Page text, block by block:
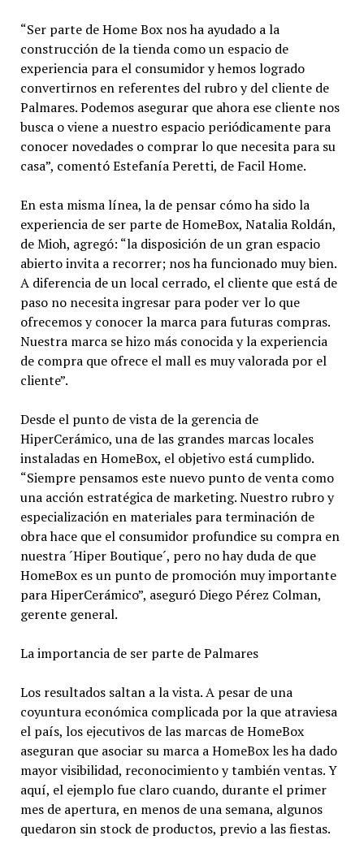
“Ser parte de Home Box nos ha ayudado a la
construcción de la tienda como un espacio de
experiencia para el consumidor y hemos logrado
convertirnos en referentes del rubro y del cliente de
Palmares. Podemos asegurar que ahora ese cliente nos
busca o viene a nuestro espacio periódicamente para
conocer novedades o comprar lo que necesita para su
casa”, comentó Estefanía Peretti, de Facil Home.
En esta misma línea, la de pensar cómo ha sido la
experiencia de ser parte de HomeBox, Natalia Roldán,
de Mioh, agregó: “la disposición de un gran espacio
abierto invita a recorrer; nos ha funcionado muy bien.
A diferencia de un local cerrado, el cliente que está de
paso no necesita ingresar para poder ver lo que
ofrecemos y conocer la marca para futuras compras.
Nuestra marca se hizo más conocida y la experiencia
de compra que ofrece el mall es muy valorada por el
cliente”.
Desde el punto de vista de la gerencia de
HiperCerámico, una de las grandes marcas locales
instaladas en HomeBox, el objetivo está cumplido.
“Siempre pensamos este nuevo punto de venta como
una acción estratégica de marketing. Nuestro rubro y
especialización en materiales para terminación de
obra hace que el consumidor profundice su compra en
nuestra ´Hiper Boutique´, pero no hay duda de que
HomeBox es un punto de promoción muy importante
para HiperCerámico”, aseguró Diego Pérez Colman,
gerente general.
La importancia de ser parte de Palmares
Los resultados saltan a la vista. A pesar de una
coyuntura económica complicada por la que atraviesa
el país, los ejecutivos de las marcas de HomeBox
aseguran que asociar su marca a HomeBox les ha dado
mayor visibilidad, reconocimiento y también ventas. Y
aquí, el ejemplo fue claro cuando, durante el primer
mes de apertura, en menos de una semana, algunos
quedaron sin stock de productos, previo a las fiestas.